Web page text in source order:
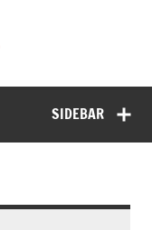
SIDEBAR